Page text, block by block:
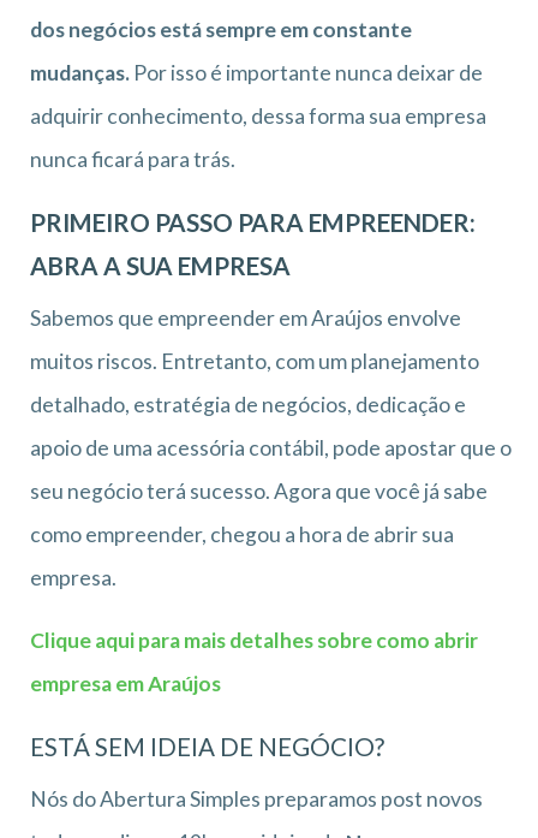
dos negócios está sempre em constante
mudanças. Por isso é importante nunca deixar de
adquirir conhecimento, dessa forma sua empresa
nunca ficará para trás.
PRIMEIRO PASSO PARA EMPREENDER:
ABRA A SUA EMPRESA
Sabemos que empreender em Araújos envolve
muitos riscos. Entretanto, com um planejamento
detalhado, estratégia de negócios, dedicação e
apoio de uma acessória contábil, pode apostar que o
seu negócio terá sucesso. Agora que você já sabe
como empreender, chegou a hora de abrir sua
empresa.
Clique aqui para mais detalhes sobre como abrir
empresa em Araújos
ESTÁ SEM IDEIA DE NEGÓCIO?
Nós do Abertura Simples preparamos post novos